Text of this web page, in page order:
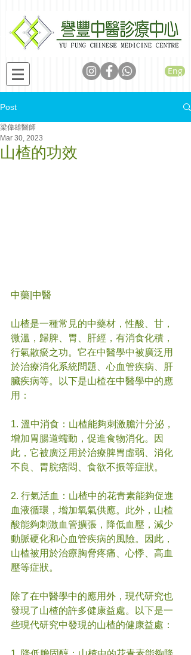
Eng
Post
山楂的功效
梁偉雄醫師
Mar 30, 2023
中藥|中醫
山楂是一種常見的中藥材，性酸、甘，
微溫，歸脾、胃、肝經，有消食化積，
行氣散瘀之功。它在中醫學中被廣泛用
於治療消化系統問題、心血管疾病、肝
臟疾病等。以下是山楂在中醫學中的應
用：
1. 溫中消食：山楂能夠刺激膽汁分泌，
增加胃腸道蠕動，促進食物消化。因
此，它被廣泛用於治療脾胃虛弱、消化
不良、胃脘痞悶、食欲不振等症狀。
2. 行氣活血：山楂中的花青素能夠促進
血液循環，增加氧氣供應。此外，山楂
酸能夠刺激血管擴張，降低血壓，減少
動脈硬化和心血管疾病的風險。因此，
山楂被用於治療胸脅疼痛、心悸、高血
壓等症狀。
除了在中醫學中的應用外，現代研究也
發現了山楂的許多健康益處。以下是一
些現代研究中發現的山楂的健康益處：